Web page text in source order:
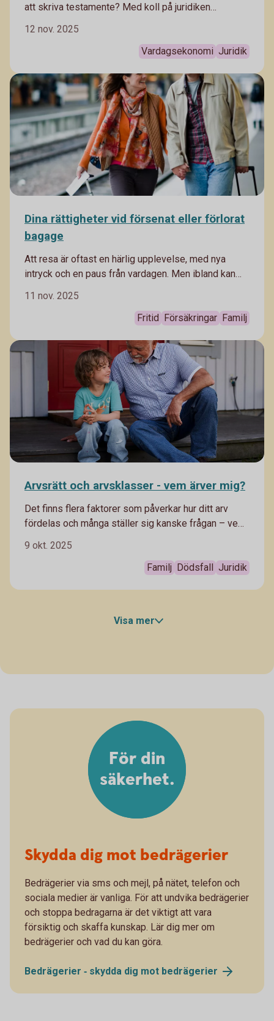
att skriva testamente? Med koll på juridiken
privatjuridiska områdena som är viktiga att känna till.
12 nov. 2025
Vardagsekonomi Juridik
Dina rättigheter vid försenat eller förlorat
bagage
Att resa är oftast en härlig upplevelse, med nya
intryck och en paus från vardagen. Men ibland kan
inte åker samma väg som man själv. I bästa fall löser
det sig snabbt – men ibland kan det påverka hela
och vilken sorts ersättning du kan få vid till exempel
förlorat bagage.
11 nov. 2025
Fritid Försäkringar Familj
Arvsrätt och arvsklasser - vem ärver mig?
Det finns flera faktorer som påverkar hur ditt arv
fördelas och många ställer sig kanske frågan – vem
hur olika arvsordningar kan se ut när inget
9 okt. 2025
Familj Dödsfall Juridik
Visa mer
För din
säkerhet.
Skydda dig mot bedrägerier
Bedrägerier via sms och mejl, på nätet, telefon och
sociala medier är vanliga. För att undvika bedrägerier
och stoppa bedragarna är det viktigt att vara
försiktig och skaffa kunskap. Lär dig mer om
bedrägerier och vad du kan göra.
Bedrägerier ‐ skydda dig mot bedrägerier